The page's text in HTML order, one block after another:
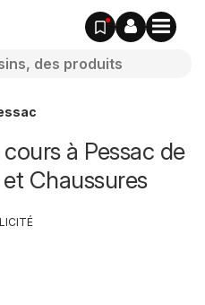
à Pessac de
Chaussures